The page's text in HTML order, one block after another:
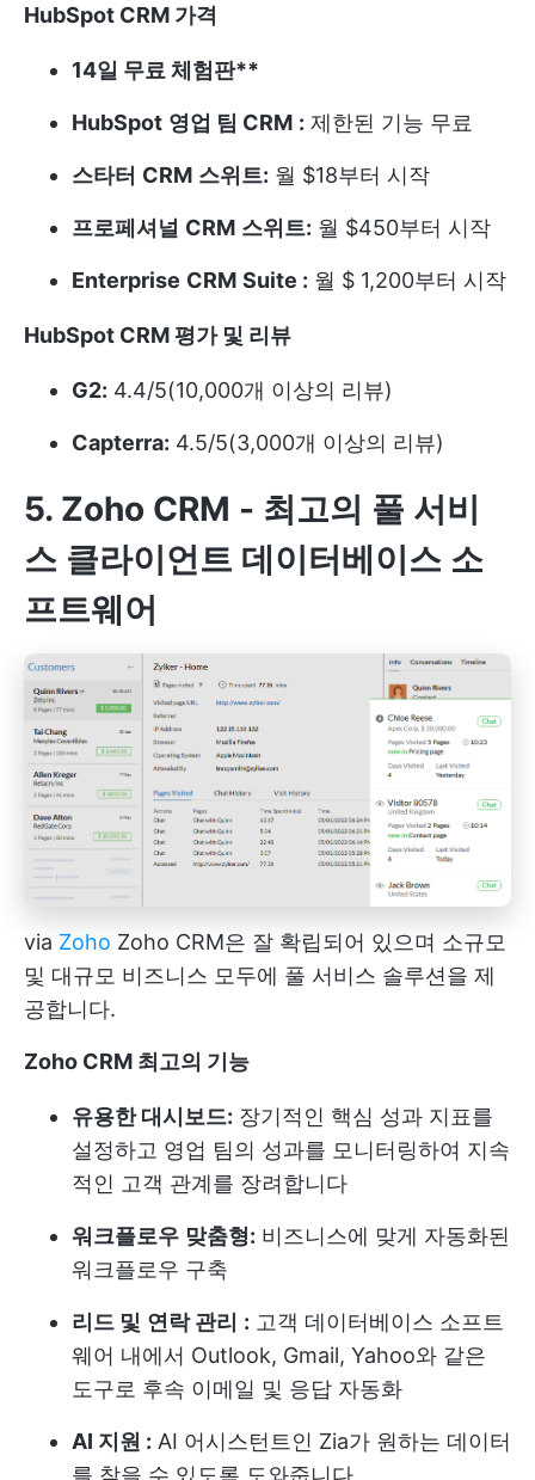
HubSpot CRM 가격
14일 무료 체험판**
HubSpot 영업 팀 CRM : 제한된 기능 무료
스타터 CRM 스위트: 월 $18부터 시작
프로페셔널 CRM 스위트: 월 $450부터 시작
Enterprise CRM Suite : 월 $ 1,200부터 시작
HubSpot CRM 평가 및 리뷰
G2: 4.4/5(10,000개 이상의 리뷰)
Capterra: 4.5/5(3,000개 이상의 리뷰)
5. Zoho CRM - 최고의 풀 서비
스 클라이언트 데이터베이스 소
프트웨어
via Zoho Zoho CRM은 잘 확립되어 있으며 소규모
및 대규모 비즈니스 모두에 풀 서비스 솔루션을 제
공합니다.
Zoho CRM 최고의 기능
유용한 대시보드: 장기적인 핵심 성과 지표를
설정하고 영업 팀의 성과를 모니터링하여 지속
적인 고객 관계를 장려합니다
워크플로우 맞춤형: 비즈니스에 맞게 자동화된
워크플로우 구축
리드 및 연락 관리 : 고객 데이터베이스 소프트
웨어 내에서 Outlook, Gmail, Yahoo와 같은
도구로 후속 이메일 및 응답 자동화
AI 지원 : AI 어시스턴트인 Zia가 원하는 데이터
를 찾을 수 있도록 도와줍니다